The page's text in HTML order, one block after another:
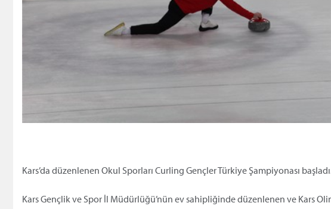
Kars’da düzenlenen Okul Sporları Curling Gençler Türkiye Şampiyonası
Kars Gençlik ve Spor İl Müdürlüğü’nün ev sahipliğinde düzenlenen ve Kars